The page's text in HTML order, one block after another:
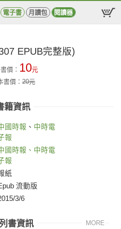
電子書 月讀包 閱讀器
EPUB完整版)
價： 10元
書價： 20元
籍資訊
國時報 、 中時電
報
國時報、中時電
報
紙
流動版
3/6
書資訊 MORE